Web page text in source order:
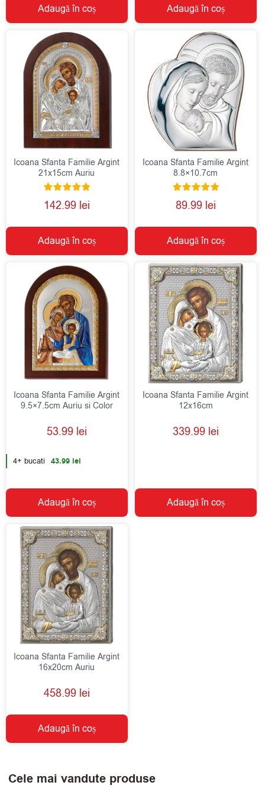
Adaugă în coș Adaugă în coș
Icoana Sfanta Familie Argint
21x15cm Auriu
Evaluat la
5.00
142.99 lei
Adaugă în coș
Icoana Sfanta Familie Argint
8.8×10.7cm
Evaluat la
5.00
89.99 lei
Adaugă în coș
Icoana Sfanta Familie Argint
9.5×7.5cm Auriu si Color
53.99 lei
4+ bucati 43.99 lei
Adaugă în coș
Icoana Sfanta Familie Argint
12x16cm
339.99 lei
Adaugă în coș
Icoana Sfanta Familie Argint
16x20cm Auriu
458.99 lei
Adaugă în coș
Cele mai vandute produse